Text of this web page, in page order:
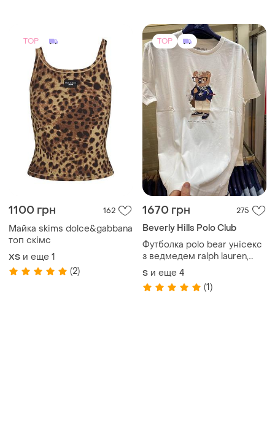
TOP
1100 грн 162
Майка skims dolce&gabbana
топ скімс
ХS и еще 1
(2)
TOP
1670 грн 275
Beverly Hills Polo Club
Футболка polo bear унісекс
з ведмедем ralph lauren,
футболка унисекс, футболка
с медведем
S и еще 4
(1)